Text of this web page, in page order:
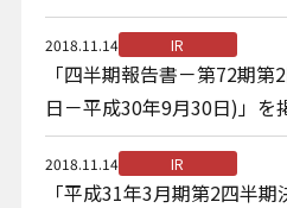
IR情報
採用情報
お問い合わせ
2018.11.14 IR
「四半期報告書－第72期
日－平成30年9月30日)」を
2018.11.14 IR
「平成31年3月期第2四半期